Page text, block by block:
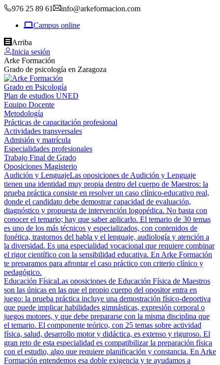
976 25 89 61
info@arkeformacion.com
Campus online
Arriba
Inicia sesión
Arke Formación
Grado de psicología en Zaragoza
Grado en Psicología
Plan de estudios UNED
Equipo Docente
Metodología
Prácticas de capacitación profesional
Actividades transversales
Admisión y matrícula
Especialidades profesionales
Trabajo Final de Grado
Oposiciones Magisterio
Audición y LenguajeLas oposiciones de Audición y Lenguaje
tienen una identidad muy propia dentro del cuerpo de Maestros: la
prueba práctica consiste en resolver un caso clínico-educativo real,
donde el candidato debe demostrar capacidad de evaluación,
diagnóstico y propuesta de intervención logopédica. No basta con
conocer el temario; hay que saber aplicarlo. El temario de 30 temas
es uno de los más técnicos y especializados, con contenidos de
fonética, trastornos del habla y el lenguaje, audiología y atención a
la diversidad. Es una especialidad vocacional que requiere combinar
el rigor científico con la sensibilidad educativa. En Arke Formación
te preparamos para afrontar el caso práctico con criterio clínico y
pedagógico.
Educación FísicaLas oposiciones de Educación Física de Maestros
son las únicas en las que el propio cuerpo del opositor entra en
juego: la prueba práctica incluye una demostración físico-deportiva
que puede implicar habilidades gimnásticas, expresión corporal o
juegos motores, y que debe prepararse con la misma disciplina que
el temario. El componente teórico, con 25 temas sobre actividad
física, salud, desarrollo motor y didáctica, es extenso y riguroso. El
gran reto de esta especialidad es compatibilizar la preparación física
con el estudio, algo que requiere planificación y constancia. En Arke
Formación entendemos esa doble exigencia y te ayudamos a